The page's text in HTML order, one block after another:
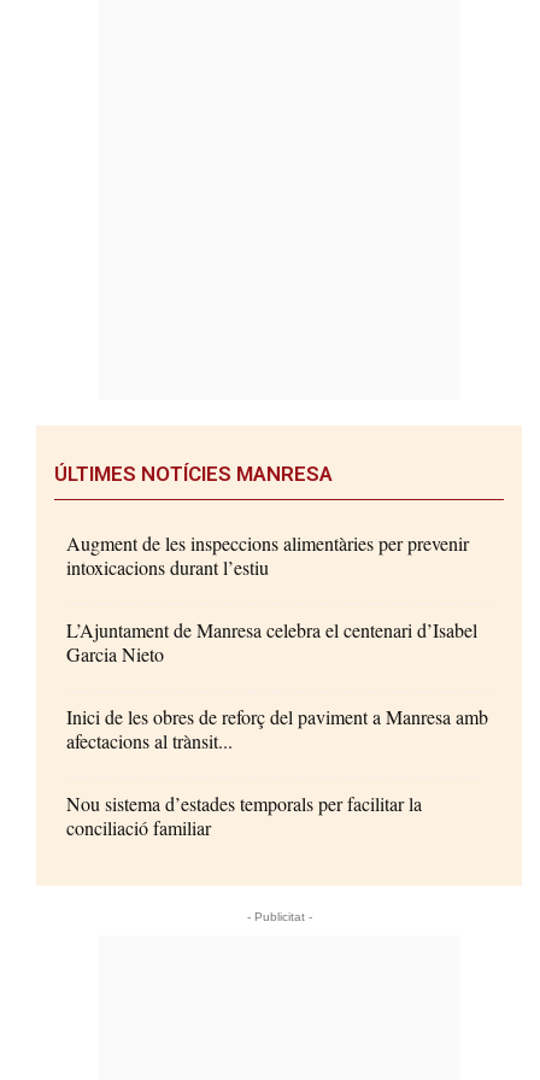
ÚLTIMES NOTÍCIES MANRESA
Augment de les inspeccions alimentàries per prevenir
intoxicacions durant l’estiu
L’Ajuntament de Manresa celebra el centenari d’Isabel
Garcia Nieto
Inici de les obres de reforç del paviment a Manresa amb
afectacions al trànsit...
Nou sistema d’estades temporals per facilitar la
conciliació familiar
- Publicitat -